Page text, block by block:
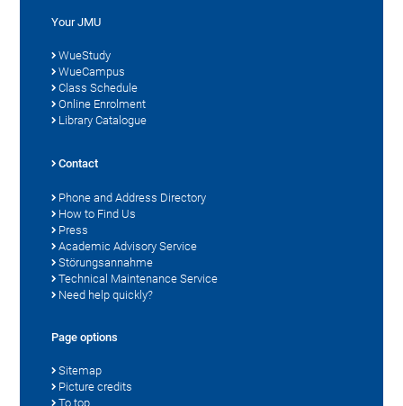
Your JMU
WueStudy
WueCampus
Class Schedule
Online Enrolment
Library Catalogue
Contact
Phone and Address Directory
How to Find Us
Press
Academic Advisory Service
Störungsannahme
Technical Maintenance Service
Need help quickly?
Page options
Sitemap
Picture credits
To top